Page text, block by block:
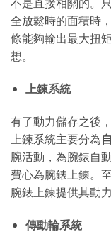
全放鬆時的面積時
條能夠輸出最大扭
想。
上鍊系統
有了動力儲存之後
上鍊系統主要分為
腕活動，為腕錶自
費心為腕錶上鍊。
腕錶上鍊提供其動力
傳動輪系統